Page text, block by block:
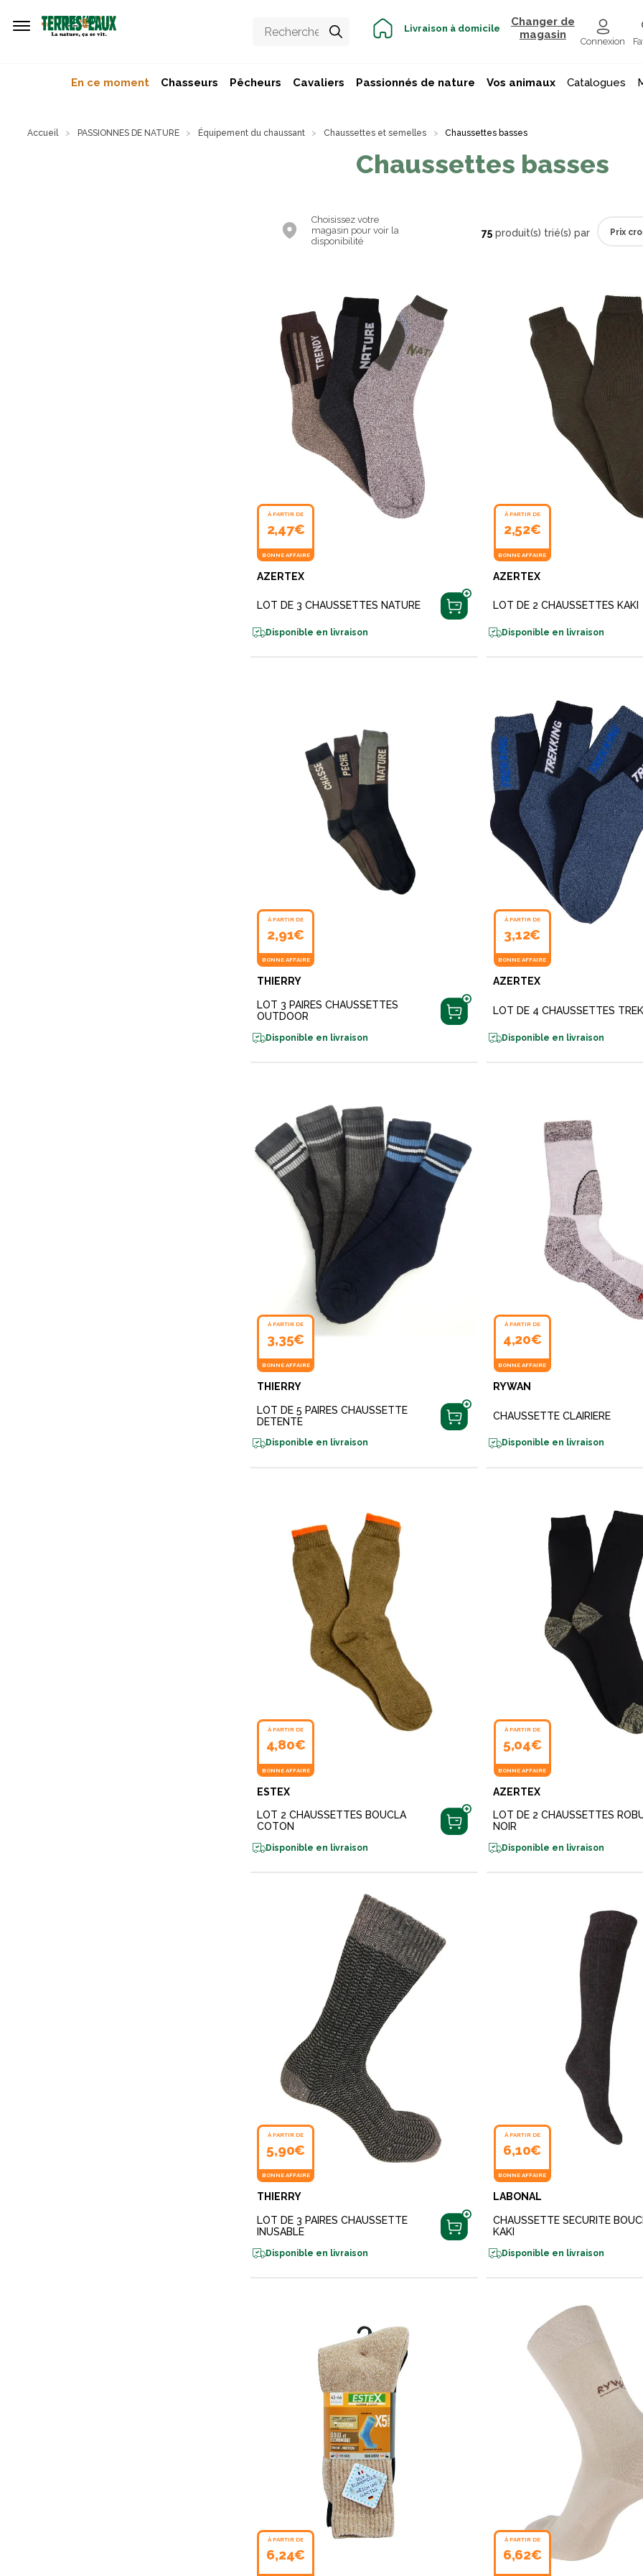
Livraison à domicile
Changer de
magasin
Connexion
En ce moment Chasseurs Pêcheurs Cavaliers Passionnés de nature Vos animaux Catalogues
Accueil PASSIONNES DE NATURE Équipement du chaussant Chaussettes et semelles Chaussettes basses
Chaussettes basses
Choisissez votre
magasin pour voir la
disponibilité
75 produit(s) trié(s) par
À PARTIR DE
2,47€
BONNE AFFAIRE
AZERTEX
LOT DE 3 CHAUSSETTES NATURE
Disponible en livraison
À PARTIR DE
2,52€
BONNE AFFAIRE
AZERTEX
LOT DE 2 CHAUSSETTES KAKI
Disponible en livraison
À PARTIR DE
2,91€
BONNE AFFAIRE
THIERRY
LOT 3 PAIRES CHAUSSETTES
OUTDOOR
Disponible en livraison
À PARTIR DE
3,12€
BONNE AFFAIRE
AZERTEX
LOT DE 4 CHAUSSETTES
Disponible en livraison
À PARTIR DE
3,35€
BONNE AFFAIRE
THIERRY
LOT DE 5 PAIRES CHAUSSETTE
DETENTE
Disponible en livraison
À PARTIR DE
4,20€
BONNE AFFAIRE
RYWAN
CHAUSSETTE CLAIRIERE
Disponible en livraison
À PARTIR DE
4,80€
BONNE AFFAIRE
ESTEX
LOT 2 CHAUSSETTES BOUCLA
COTON
Disponible en livraison
À PARTIR DE
5,04€
BONNE AFFAIRE
AZERTEX
LOT DE 2 CHAUSSETTES
NOIR
Disponible en livraison
À PARTIR DE
5,90€
BONNE AFFAIRE
THIERRY
LOT DE 3 PAIRES CHAUSSETTE
INUSABLE
Disponible en livraison
À PARTIR DE
6,10€
BONNE AFFAIRE
LABONAL
CHAUSSETTE SECURITE
KAKI
Disponible en livraison
À PARTIR DE
6,24€
À PARTIR DE
6,62€